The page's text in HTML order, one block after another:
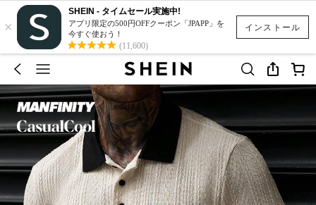
インストール
×
SHEIN - タイムセール実施中!
アプリ限定の500円OFFクーポン「JPAPP」を
今すぐ使おう！
(11,600)